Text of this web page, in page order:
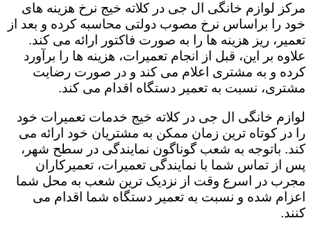
مرکز لوازم خانگی ال جی در کلاته خیج نرخ هزینه های
خود را براساس نرخ مصوب دولتی محاسبه کرده و بعد از
تعمیر، ریز هزینه ها را به صورت فاکتور ارائه می کند.
علاوه بر این، قبل از انجام تعمیرات، هزینه ها را برآورد
کرده و به مشتری اعلام می کند و در صورت رضایت
مشتری، نسبت به تعمیر دستگاه اقدام می کند.
لوازم خانگی ال جی در کلاته خیج خدمات تعمیرات خود
را در کوتاه ترین زمان ممکن به مشتریان خود ارائه می
کند. باتوجه به شعب گوناگون نمایندگی در سطح شهر،
پس از تماس شما با نمایندگی تعمیرات، تعمیرکاران
مجرب در اسرع وقت از نزدیک ترین شعب به محل شما
اعزام شده و نسبت به تعمیر دستگاه شما اقدام می
کنند.